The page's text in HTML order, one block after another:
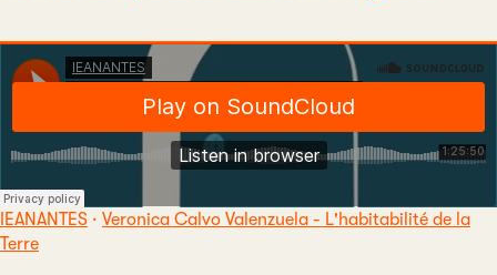
IEANANTES · Veronica Calvo Valenzuela - L'habitabilité de la
Terre